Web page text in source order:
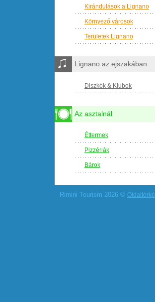
Kirándulások a Lignano
Környező városok
Területek Lignano
Lignano az ejszakában
Diszkók & Klubok
Az asztalnál
Éttermek
Pizzériák
Bárok
Rimini Tourism 2026 ©